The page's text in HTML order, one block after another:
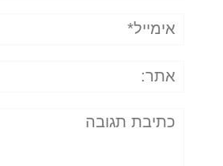
אימייל*
אתר:
תגובה